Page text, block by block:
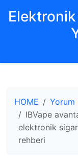
Elektronik
HOME
Yorum
IBVape
elektronik
rehberi